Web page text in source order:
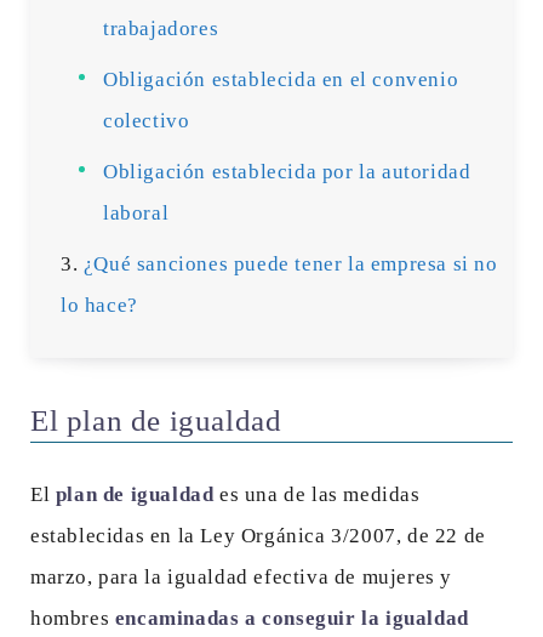
trabajadores
Obligación establecida en el convenio
colectivo
Obligación establecida por la autoridad
laboral
¿Qué sanciones puede tener la empresa si no
lo hace?
El plan de igualdad
El plan de igualdad es una de las medidas
establecidas en la Ley Orgánica 3/2007, de 22 de
marzo, para la igualdad efectiva de mujeres y
hombres encaminadas a conseguir la igualdad